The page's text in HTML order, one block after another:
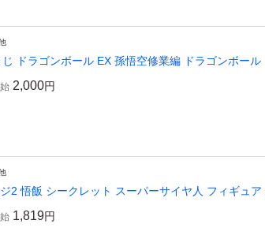
ドラゴンボール EX 孫悟空修業編 ドラゴンボール
2,000円
2 悟飯 シークレット スーパーサイヤ人 フィギュア
1,819円